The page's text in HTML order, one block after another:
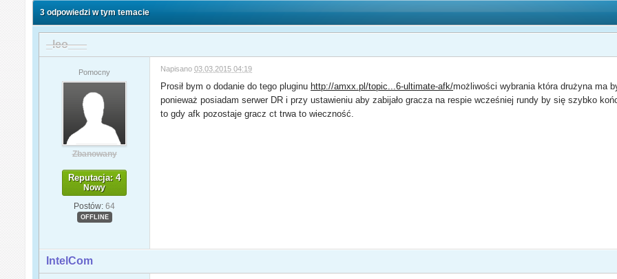
3 odpowiedzi w tym temacie
_leo___
Pomocny
Zbanowany
Reputacja: 4
Nowy
Postów: 64
OFFLINE
Napisano03.03.2015 04:19
Prosił bym o dodanie do tego pluginu http://amxx.pl/topic...6-ultimate-afk/możliwości wybrania która drużyna ma
ponieważ posiadam serwer DR i przy ustawieniu aby zabijało gracza na respie wcześniej rundy by się szybko
to gdy afk pozostaje gracz ct trwa to wieczność.
IntelCom